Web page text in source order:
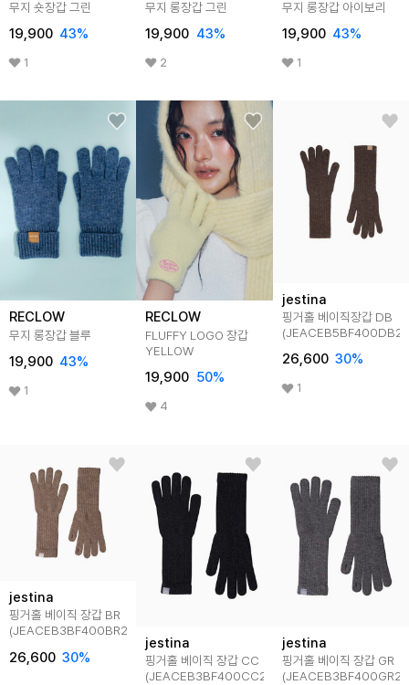
무지 숏장갑 그린
19,900 43%
1
무지 롱장갑 그린
19,900 43%
2
무지 롱장갑 아이보리
19,900 43%
1
RECLOW
무지 롱장갑 블루
19,900 43%
1
RECLOW
FLUFFY LOGO 장갑
YELLOW
19,900 50%
4
jestina
핑거홀 베이직장갑 DB
26,600 30%
1
jestina
핑거홀 베이직 장갑 BR
(JEACEB3BF400BR260)
26,600 30%
jestina
핑거홀 베이직 장갑 CC
(JEACEB3BF400CC260)
jestina
핑거홀 베이직 장갑 GR